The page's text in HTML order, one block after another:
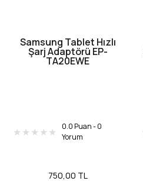
Samsung Tablet Hızlı
Şarj Adaptörü EP-
TA20EWE
0.0 Puan - 0
Yorum
750,00 TL